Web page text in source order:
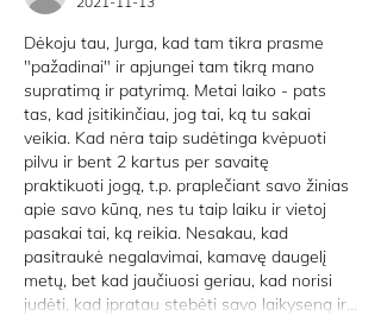
Dėkoju tau, Jurga, kad tam tikra prasme
"pažadinai" ir apjungei tam tikrą mano
supratimą ir patyrimą. Metai laiko - pats
tas, kad įsitikinčiau, jog tai, ką tu sakai
veikia. Kad nėra taip sudėtinga kvėpuoti
pilvu ir bent 2 kartus per savaitę
praktikuoti jogą, t.p. praplečiant savo žinias
apie savo kūną, nes tu taip laiku ir vietoj
pasakai tai, ką reikia. Nesakau, kad
pasitraukė negalavimai, kamavę daugelį
metų, bet kad jaučiuosi geriau, kad norisi
judėti, kad įpratau stebėti savo laikyseną ir…